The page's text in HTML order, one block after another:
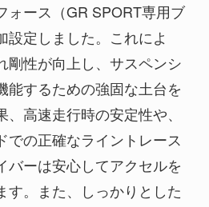
ォース（GR SPORT専用ブ
設定しました。これによ
剛性が向上し、サスペンシ
能するための強固な土台を
高速走行時の安定性や、
での正確なライントレース
バーは安心してアクセルを
す。また、しっかりとした